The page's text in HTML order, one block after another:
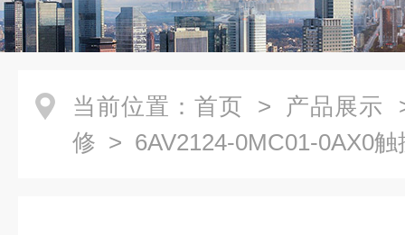
当前位置： 首页 > 产品展示
修 > 6AV2124-0MC01-0AX0